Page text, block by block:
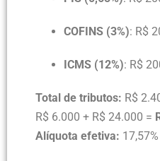
COFINS (3%): R$
ICMS (12%): R$
Total de tributos: R$
R$ 6.000 + R$ 24.000 =
Alíquota efetiva: 17,57%